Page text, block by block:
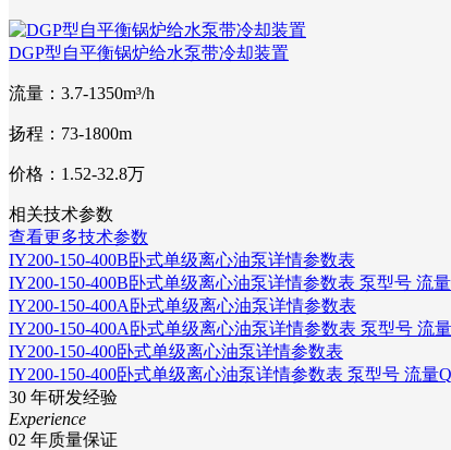
DGP型自平衡锅炉给水泵带冷却装置
流量：3.7-1350m³/h
扬程：73-1800m
价格：1.52-32.8万
相关技术参数
查看更多技术参数
IY200-150-400B卧式单级离心油泵详情参数表
IY200-150-400B卧式单级离心油泵详情参数表 泵型号 流
IY200-150-400A卧式单级离心油泵详情参数表
IY200-150-400A卧式单级离心油泵详情参数表 泵型号 流
IY200-150-400卧式单级离心油泵详情参数表
IY200-150-400卧式单级离心油泵详情参数表 泵型号 流量
30 年研发经验
Experience
02 年质量保证